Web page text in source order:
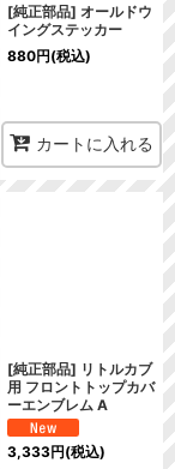
[純正部品] オールドウ
イングステッカー
880円(税込)
カートに入れる
[純正部品] リトルカブ
用 フロントトップカバ
ーエンブレム A
3,333円(税込)